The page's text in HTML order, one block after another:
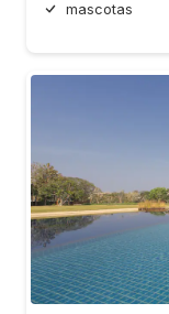
mascotas